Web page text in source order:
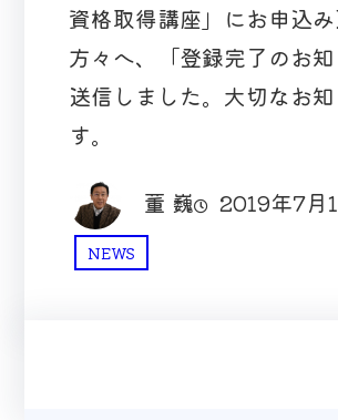
資格取得講座」にお申込
方々へ、「登録完了のお
送信しました。大切なお
す。
董 巍 2019年7月
NEWS